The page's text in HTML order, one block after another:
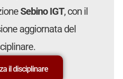
Sebino IGT, con il
aggiornata del
il disciplinare